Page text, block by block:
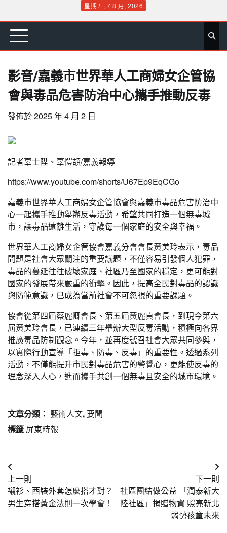
content
星期五, 7 8 月, 2026
首 要 娛 生 社 文 公 運 旅 政 地 專
影音/嘉義市世界華人工商婦女企管協
會與毒品危害防治中心攜手推動反毒
發佈於2025 年 4 月 2 日
記者辜士陞、辜愷頡/嘉義報導
https://www.youtube.com/shorts/U67Ep9EqCGo
嘉義市世界華人工商婦女企管協會與嘉義市毒品危害防治中
心一起攜手推動舉辦反毒活動，希望共同打造一個無毒城
市，讓毒品遠離生活，守護每一個家庭的安全與幸福。
世界華人工商婦女企管協會嘉義分會會長黃美玲表示，毒品
問題是社會大眾關注的重要議題，不僅容易引發個人犯罪，
毒品的蔓延往往破壞家庭、社區乃至國家的穩定，更可能對
國家的發展帶來嚴重的衝擊。因此，提高全民對毒品的認識
與防範意識，已成為當前社會不可忽視的重要課題。
協會從第四屆蔡麗卿會長、第五屆黃麗貞會長，到現今第六
屆黃美玲會長，已連續三年舉辦大型反毒活動，積極向各界
推廣毒品防制觀念。今年，並再度號召社會大眾共同參與，
以實際行動宣導「拒毒、防毒、反毒」的重要性。透過系列
活動，不僅能提升市民對毒品危害的警覺心，更能使反毒的
理念深入人心，進而攜手共創一個無毒且安全的城市環境。
文章分類： 藝術人文,要聞
標籤 屏東時報
文
章
導
上一則
襯衫、西裝外套怎麼搭才對？
男生穿搭黃金法則一次學會！
下一則
社區團結做公益 「潤泰新大
陸社區」捐贈物資 照亮新北
弱勢孩童未來